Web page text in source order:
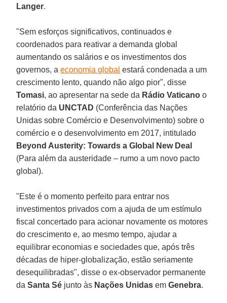
Langer.
"Sem esforços significativos, continuados e
coordenados para reativar a demanda global
aumentando os salários e os investimentos dos
governos, aeconomia global estará condenada a um
crescimento lento, quando não algo pior", disse
Tomasi, ao apresentar na sede da Rádio Vaticano o
relatório da UNCTAD (Conferência das Nações
Unidas sobre Comércio e Desenvolvimento) sobre o
comércio e o desenvolvimento em 2017, intitulado
Beyond Austerity: Towards a Global New Deal
(Para além da austeridade – rumo a um novo pacto
global).
"Este é o momento perfeito para entrar nos
investimentos privados com a ajuda de um estímulo
fiscal concertado para acionar novamente os motores
do crescimento e, ao mesmo tempo, ajudar a
equilibrar economias e sociedades que, após três
décadas de hiper-globalização, estão seriamente
desequilibradas", disse o ex-observador permanente
daSanta Sé junto às Nações Unidas emGenebra.